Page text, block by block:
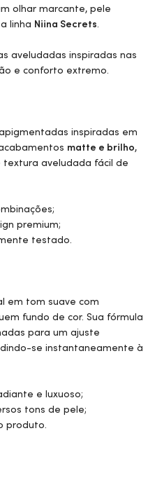
olhar marcante, pele
linha Niina Secrets.
aveludadas inspiradas nas
e conforto extremo.
inspiradas em
matte e brilho,
aveludada fácil de
premium;
testado.
em tom suave com
fundo de cor. Sua fórmula
para um ajuste
se instantaneamente à
e luxuoso;
tons de pele;
produto.